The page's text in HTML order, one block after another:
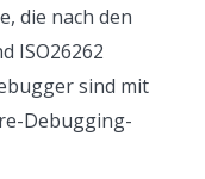
die nach den
ISO26262
sind mit
Debugging-